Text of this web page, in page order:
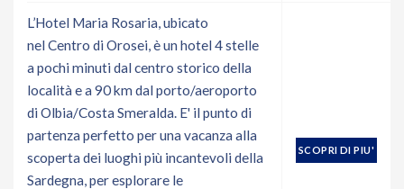
L’Hotel Maria Rosaria, ubicato
nel Centro di Orosei, è un hotel 4 stelle
a pochi minuti dal centro storico della
località e a 90 km dal porto/aeroporto
di Olbia/Costa Smeralda. E' il punto di
partenza perfetto per una vacanza alla
scoperta dei luoghi più incantevoli della
Sardegna, per esplorare le
SCOPRI DI PIU'